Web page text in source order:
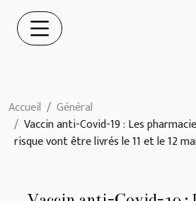
Accueil
Général
Vaccin anti-Covid-19 : Les
risque vont être livrés le 11 et le 12